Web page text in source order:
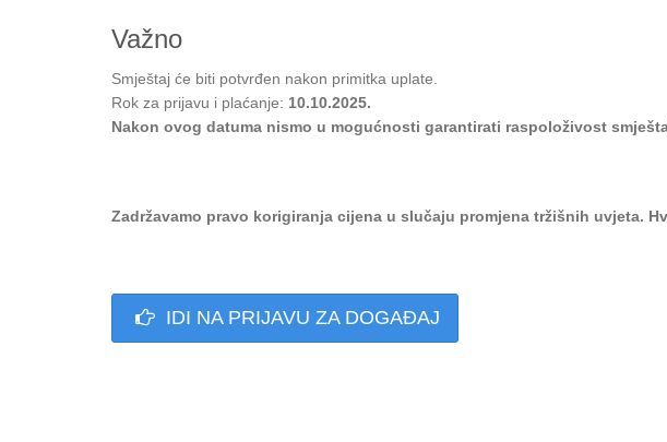
Važno
Smještaj će biti potvrđen nakon primitka uplate.
Rok za prijavu i plaćanje: 10.10.2025.
Nakon ovog datuma nismo u mogućnosti garantirati raspoloživost
Zadržavamo pravo korigiranja cijena u slučaju promjena tržišnih uvjeta.
IDI NA PRIJAVU ZA DOGAĐAJ